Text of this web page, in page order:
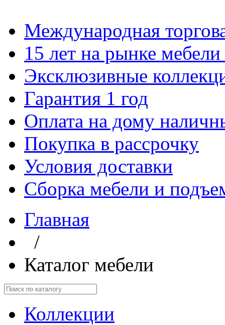
Международная
15 лет на рынке
Эксклюзивные
Гарантия 1 год
Оплата на дому
Покупка в рассрочку
Условия доставки
Сборка мебели и
Главная
/
Каталог мебели
Коллекции